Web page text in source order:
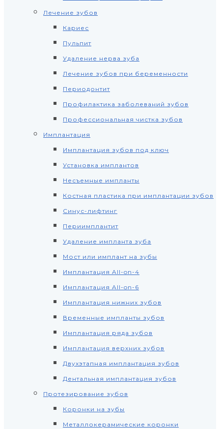
Лечение зубов
Кариес
Пульпит
Удаление нерва зуба
Лечение зубов при беременности
Периодонтит
Профилактика заболеваний зубов
Профессиональная чистка зубов
Имплантация
Имплантация зубов под ключ
Установка имплантов
Несъемные импланты
Костная пластика при имплантации зубов
Синус-лифтинг
Периимплантит
Удаление импланта зуба
Мост или имплант на зубы
Имплантация All-on-4
Имплантация All-on-6
Имплантация нижних зубов
Временные импланты зубов
Имплантация ряда зубов
Имплантация верхних зубов
Двухэтапная имплантация зубов
Дентальная имплантация зубов
Протезирование зубов
Коронки на зубы
Металлокерамические коронки